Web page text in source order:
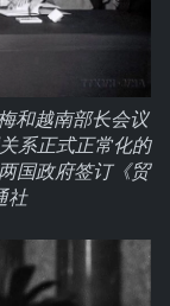
和越南部长会议
系正式正常化的
国政府签订《贸
社